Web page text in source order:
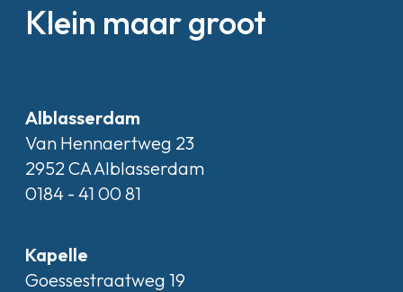
Klein maar groot
Alblasserdam
Van Hennaertweg 23
2952 CA Alblasserdam
0184 - 41 00 81
Kapelle
Goessestraatweg 19